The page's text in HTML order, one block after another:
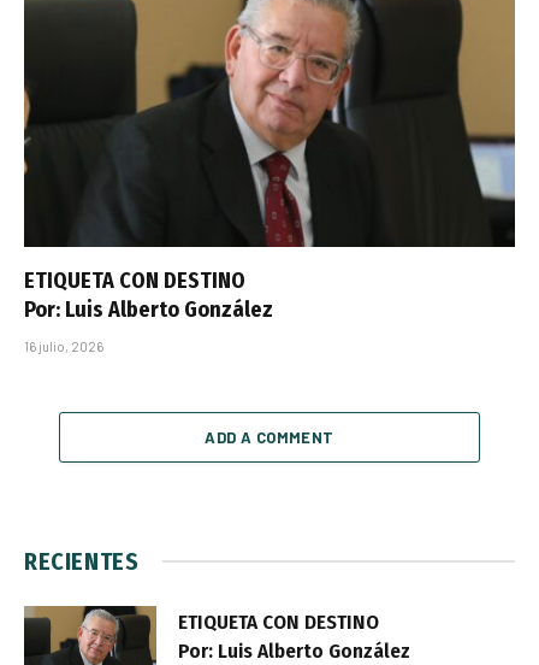
ETIQUETA CON DESTINO
Por: Luis Alberto González
16 julio, 2026
ADD A COMMENT
RECIENTES
ETIQUETA CON DESTINO
Por: Luis Alberto González